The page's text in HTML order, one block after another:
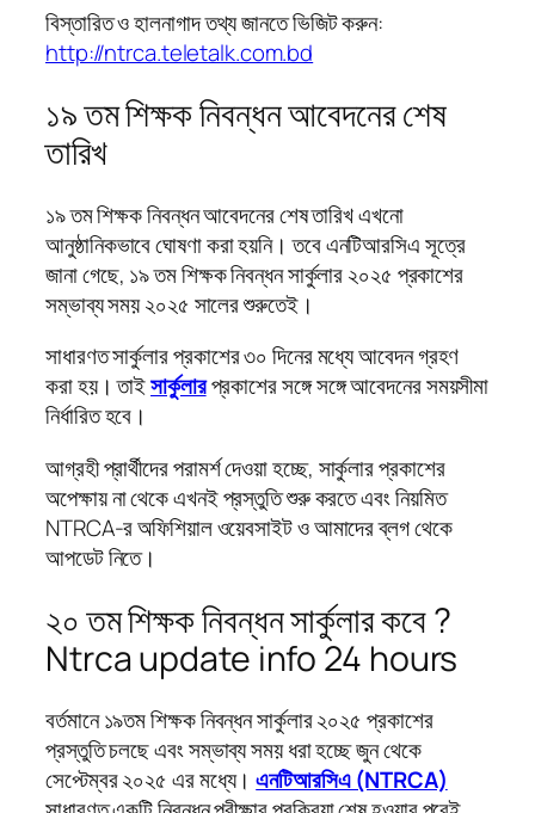
বিস্তারিত ও হালনাগাদ তথ্য জানতে ভিজিট করুন:
http://ntrca.teletalk.com.bd
১৯ তম শিক্ষক নিবন্ধন আবেদনের শেষ
তারিখ
১৯ তম শিক্ষক নিবন্ধন আবেদনের শেষ তারিখ এখনো
আনুষ্ঠানিকভাবে ঘোষণা করা হয়নি। তবে এনটিআরসিএ সূত্রে
জানা গেছে, ১৯ তম শিক্ষক নিবন্ধন সার্কুলার ২০২৫ প্রকাশের
সম্ভাব্য সময় ২০২৫ সালের শুরুতেই।
সাধারণত সার্কুলার প্রকাশের ৩০ দিনের মধ্যে আবেদন গ্রহণ
করা হয়। তাইসার্কুলারপ্রকাশের সঙ্গে সঙ্গে আবেদনের সময়সীমা
নির্ধারিত হবে।
আগ্রহী প্রার্থীদের পরামর্শ দেওয়া হচ্ছে, সার্কুলার প্রকাশের
অপেক্ষায় না থেকে এখনই প্রস্তুতি শুরু করতে এবং নিয়মিত
NTRCA-র অফিশিয়াল ওয়েবসাইট ও আমাদের ব্লগ থেকে
আপডেট নিতে।
২০ তম শিক্ষক নিবন্ধন সার্কুলার কবে ?
Ntrca update info 24 hours
বর্তমানে ১৯তম শিক্ষক নিবন্ধন সার্কুলার ২০২৫ প্রকাশের
প্রস্তুতি চলছে এবং সম্ভাব্য সময় ধরা হচ্ছে জুন থেকে
সেপ্টেম্বর ২০২৫ এর মধ্যে।এনটিআরসিএ (NTRCA)